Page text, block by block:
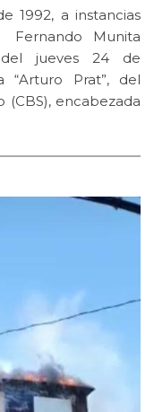
1992, a instancias
Munita
del jueves 24 de
“Arturo Prat”, del
encabezada